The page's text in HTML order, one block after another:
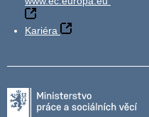
Kariéra